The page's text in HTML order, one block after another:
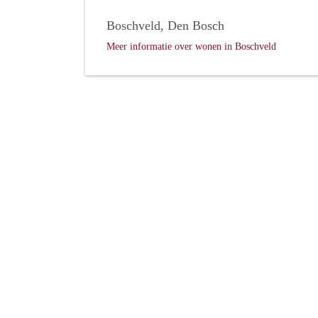
Boschveld, Den Bosch
Meer informatie over wonen in Boschveld